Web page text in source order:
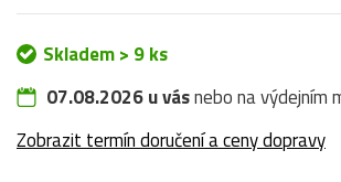
Skladem > 9 ks
07.08.2026 u vásnebo na výdejním
Zobrazit termín doručení a ceny dopravy